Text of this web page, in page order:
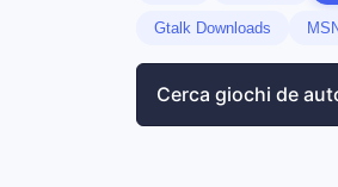
Gtalk Downloads
Cerca giochi de